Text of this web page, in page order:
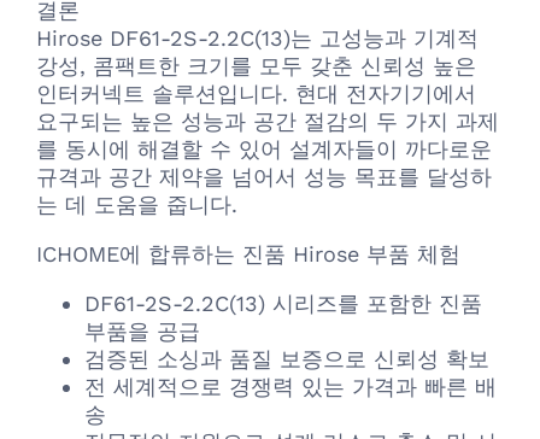
결론
Hirose DF61-2S-2.2C(13)는 고성능과 기계적
강성, 콤팩트한 크기를 모두 갖춘 신뢰성 높은
인터커넥트 솔루션입니다. 현대 전자기기에서
요구되는 높은 성능과 공간 절감의 두 가지 과제
를 동시에 해결할 수 있어 설계자들이 까다로운
규격과 공간 제약을 넘어서 성능 목표를 달성하
는 데 도움을 줍니다.
ICHOME에 합류하는 진품 Hirose 부품 체험
DF61-2S-2.2C(13) 시리즈를 포함한 진품
부품을 공급
검증된 소싱과 품질 보증으로 신뢰성 확보
전 세계적으로 경쟁력 있는 가격과 빠른 배
송